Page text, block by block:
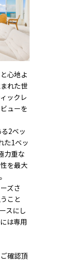
心地よ
れた世
ックレ
ューを
2ベッ
た1ベッ
力重な
を最大
ズさ
こと
スにし
は専用
確認頂